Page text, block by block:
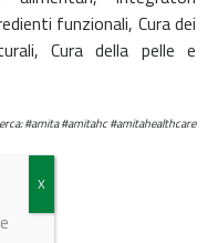
funzionali, Cura dei
Cura della pelle e
#amita #amitahc #amitahealthcare